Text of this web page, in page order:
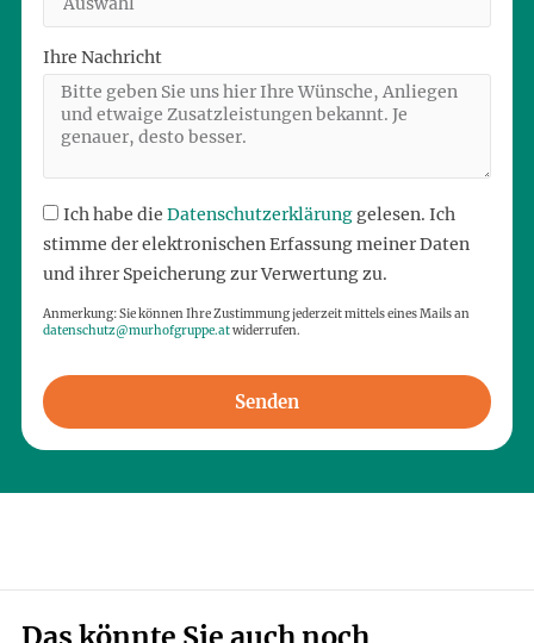
Ihre Nachricht
Ich habe die Datenschutzerklärung gelesen. Ich
stimme der elektronischen Erfassung meiner Daten
und ihrer Speicherung zur Verwertung zu.
Anmerkung: Sie können Ihre Zustimmung jederzeit mittels eines Mails an
datenschutz@murhofgruppe.atwiderrufen.
Senden